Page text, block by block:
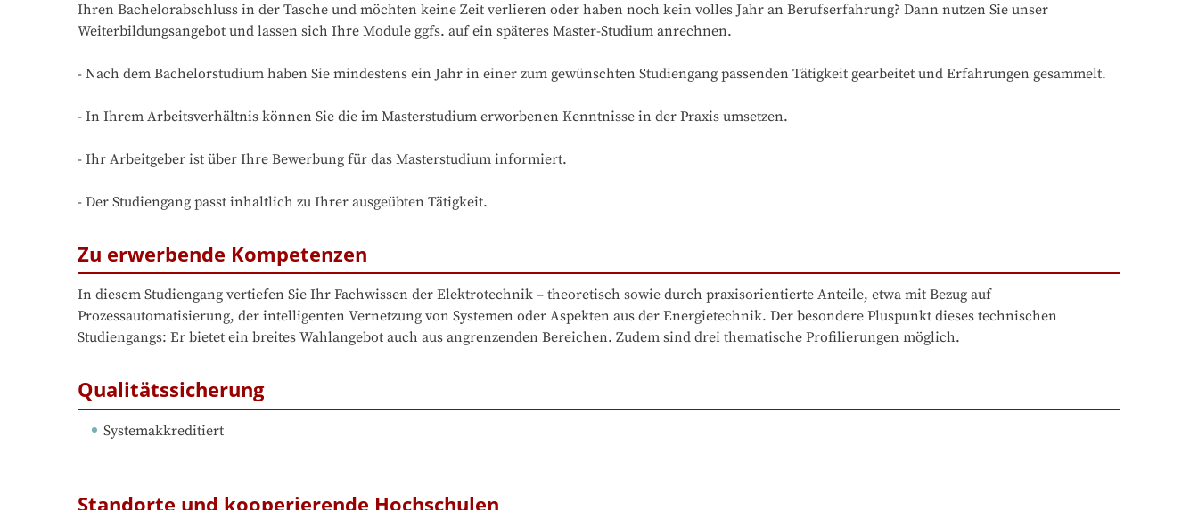
Ihren Bachelorabschluss in der Tasche und möchten keine Zeit verlieren oder haben noch kein volles Jahr an Berufserfahrung? Dann nutzen Sie unser
Weiterbildungsangebot und lassen sich Ihre Module ggfs. auf ein späteres Master-Studium anrechnen.
- Nach dem Bachelorstudium haben Sie mindestens ein Jahr in einer zum gewünschten Studiengang passenden Tätigkeit gearbeitet und Erfahrungen gesammelt.
- In Ihrem Arbeitsverhältnis können Sie die im Masterstudium erworbenen Kenntnisse in der Praxis umsetzen.
- Ihr Arbeitgeber ist über Ihre Bewerbung für das Masterstudium informiert.
- Der Studiengang passt inhaltlich zu Ihrer ausgeübten Tätigkeit.
Zu erwerbende Kompetenzen
In diesem Studiengang vertiefen Sie Ihr Fachwissen der Elektrotechnik – theoretisch sowie durch praxisorientierte Anteile, etwa mit Bezug auf
Prozessautomatisierung, der intelligenten Vernetzung von Systemen oder Aspekten aus der Energietechnik. Der besondere Pluspunkt dieses technischen
Studiengangs: Er bietet ein breites Wahlangebot auch aus angrenzenden Bereichen. Zudem sind drei thematische Profilierungen möglich.
Qualitätssicherung
Systemakkreditiert
Standorte und kooperierende Hochschulen